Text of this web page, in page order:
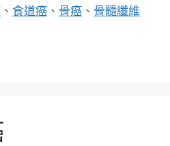
、 食道癌 、 骨癌 、 骨髓纖維